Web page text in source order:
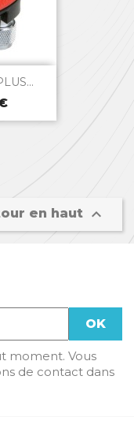
en haut 
moment. Vous
de contact dans